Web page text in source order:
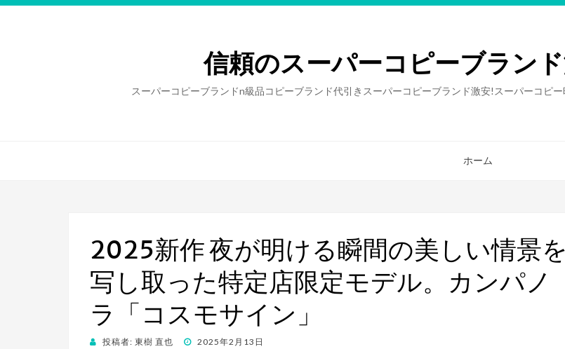
信頼のスーパーコピーブラン
スーパーコピーブランドn級品コピーブランド代引きスーパーコピーブランド激安!スーパーコピ
ホーム
2025新作 夜が明ける瞬間の美しい情景を
写し取った特定店限定モデル。カンパノ
ラ「コスモサイン」
投稿者: 東樹 直也
投 2025年2月13日